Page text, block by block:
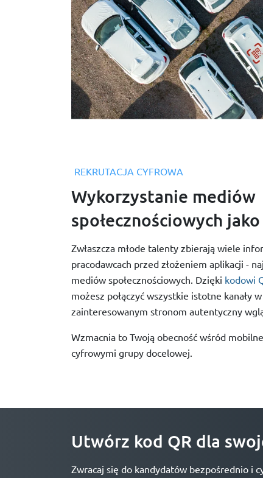
REKRUTACJA CYFROWA
Wykorzystanie mediów
społecznościowych
Zwłaszcza młode talenty zbierają wiele
pracodawcach przed złożeniem aplikacji -
mediów społecznościowych. Dzięki kodowi
możesz połączyć wszystkie istotne kanały
zainteresowanym stronom autentyczny
Wzmacnia to Twoją obecność wśród
cyfrowymi grupy docelowej.
Utwórz kod QR dla
Zwracaj się do kandydatów bezpośrednio i